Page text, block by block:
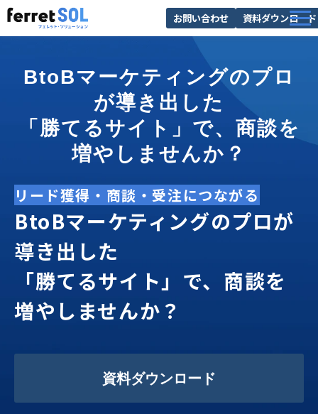
お問い合わせ 資料ダウンロード
サービス一覧
選ばれる理由
導入事例
お役立ち情報
BtoBマーケティングのプロ
が導き出した
「勝てるサイト」で、商談を
増やしませんか？
リード獲得・商談・受注につながる
BtoBマーケティングのプロが
導き出した
「勝てるサイト」で、商談を
増やしませんか？
資料ダウンロード